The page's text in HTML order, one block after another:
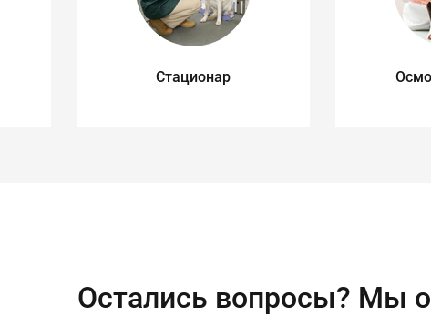
Стационар
Остались вопросы? Мы